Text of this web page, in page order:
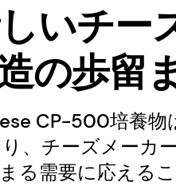
いチー
の歩留
CP-500培養
、チーズメーカ
る需要に応える